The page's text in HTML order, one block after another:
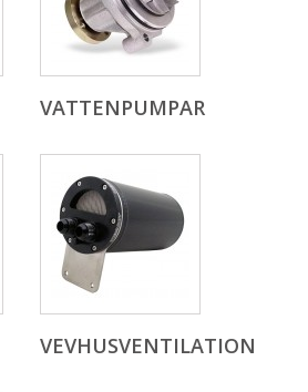
VATTENPUMPAR
VEVHUSVENTILATION